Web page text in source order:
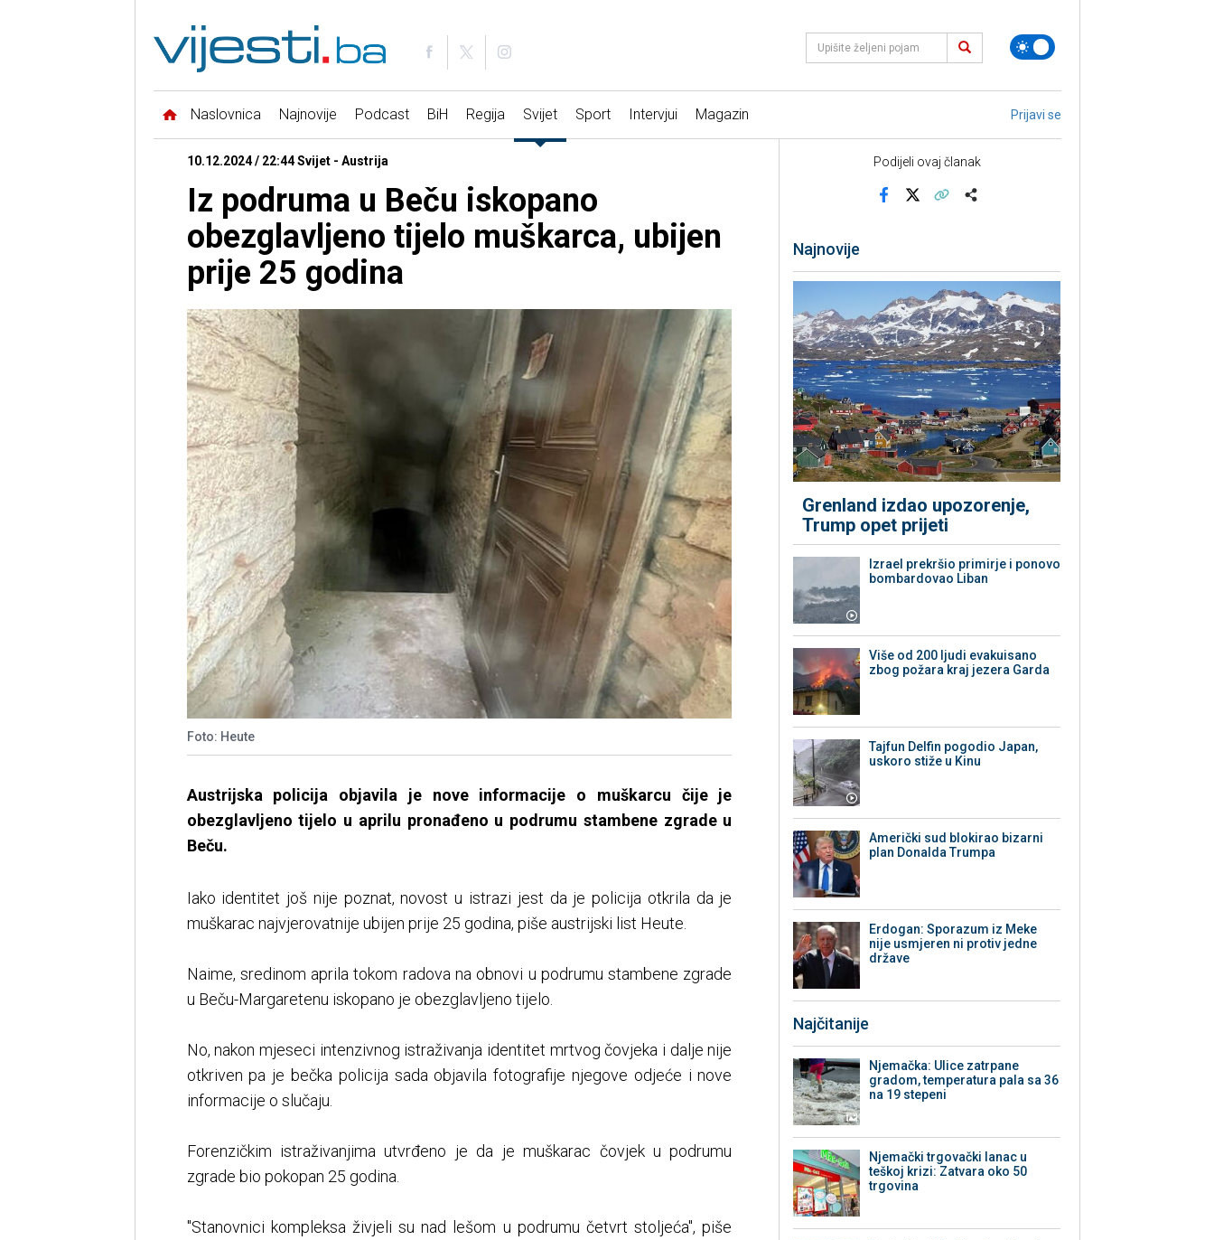
Naslovnica Najnovije Podcast BiH Regija Svijet Sport Intervjui Magazin Prijavi se
10.12.2024 / 22:44 Svijet - Austrija
Iz podruma u Beču iskopano
obezglavljeno tijelo muškarca, ubijen
prije 25 godina
Foto: Heute
Austrijska policija objavila je nove informacije o muškarcu čije je
obezglavljeno tijelo u aprilu pronađeno u podrumu stambene zgrade u
Beču.
Iako identitet još nije poznat, novost u istrazi jest da je policija otkrila da je
muškarac najvjerovatnije ubijen prije 25 godina, piše austrijski list Heute.
Naime, sredinom aprila tokom radova na obnovi u podrumu stambene zgrade
u Beču-Margaretenu iskopano je obezglavljeno tijelo.
No, nakon mjeseci intenzivnog istraživanja identitet mrtvog čovjeka i dalje nije
otkriven pa je bečka policija sada objavila fotografije njegove odjeće i nove
informacije o slučaju.
Forenzičkim istraživanjima utvrđeno je da je muškarac čovjek u podrumu
zgrade bio pokopan 25 godina.
"Stanovnici kompleksa živjeli su nad lešom u podrumu četvrt stoljeća", piše
Podijeli ovaj članak
Najnovije
Grenland izdao upozorenje,
Trump opet prijeti
Izrael prekršio primirje i ponovo
bombardovao Liban
Više od 200 ljudi evakuisano
zbog požara kraj jezera Garda
Tajfun Delfin pogodio Japan,
uskoro stiže u Kinu
Američki sud blokirao bizarni
plan Donalda Trumpa
Erdogan: Sporazum iz Meke
nije usmjeren ni protiv jedne
države
Najčitanije
Njemačka: Ulice zatrpane
gradom, temperatura pala sa 36
na 19 stepeni
Njemački trgovački lanac u
teškoj krizi: Zatvara oko 50
trgovina